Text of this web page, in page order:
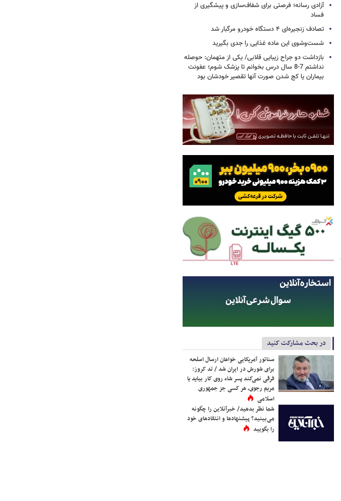
آزادی رسانه؛ فرصتی برای شفاف‌سازی و پیشگیری از
فساد
تصادف زنجیره‌ای ۴ دستگاه خودرو مرگبار شد
شست‌وشوی این ماده غذایی را جدی بگیرید
بازداشت دو جراح زیبایی قلابی/ یکی از متهمان: حوصله
نداشتم 7-8 سال درس بخوانم تا پزشک شوم؛ عفونت
بیماران یا کج شدن صورت آنها تقصیر خودشان بود
در بحث مشارکت کنید
سناتور آمریکایی خواهان ارسال اسلحه
برای شورش در ایران شد / تد کروز:
فرقی نمی‌کند پسر شاه روی کار بیاید یا
مریم رجوی، هر کسی جز جمهوری
اسلامی
شما نظر بدهید/ خبرآنلاین را چگونه
می‌بینید؟ پیشنهادها و انتقادهای خود
را بگویید